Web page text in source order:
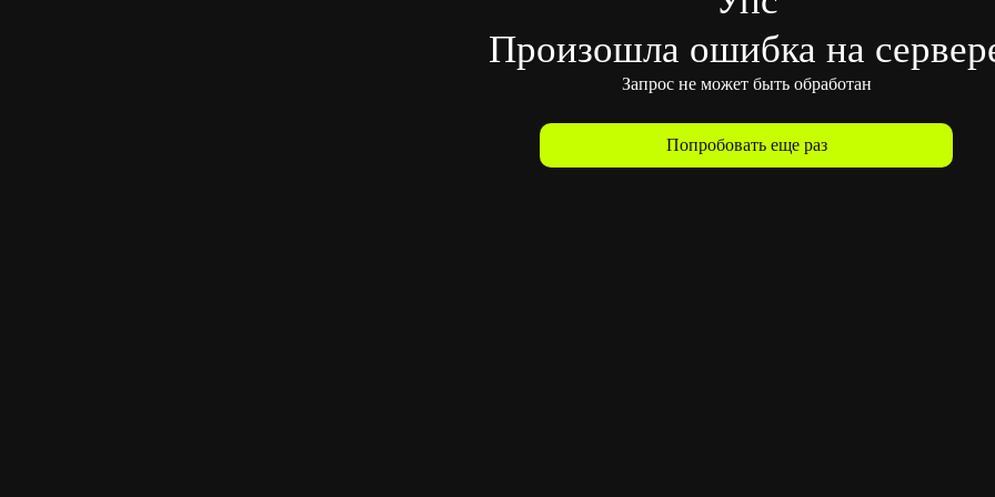
Произошла ошибка на
Запрос не может быть обработан
Попробовать еще раз